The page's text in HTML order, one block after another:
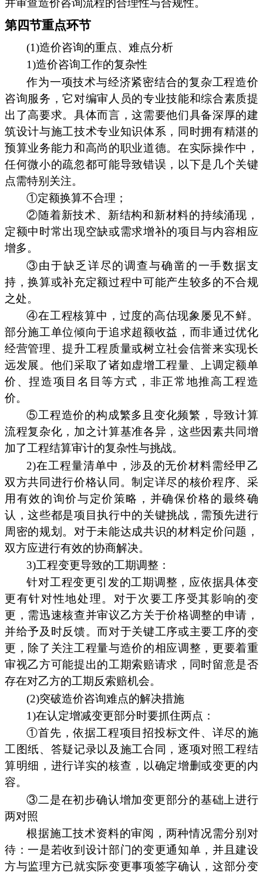
并审查造价咨询流程的合理性与合规性。
第四节重点环节
(1)造价咨询的重点、难点分析
1)造价咨询工作的复杂性
作为一项技术与经济紧密结合的复杂工程造价
咨询服务，它对编审人员的专业技能和综合素质提
出了高要求。具体而言，这需要他们具备深厚的建
筑设计与施工技术专业知识体系，同时拥有精湛的
预算业务能力和高尚的职业道德。在实际操作中，
任何微小的疏忽都可能导致错误，以下是几个关键
点需特别关注。
①定额换算不合理；
②随着新技术、新结构和新材料的持续涌现，
定额中时常出现空缺或需求增补的项目与内容相应
增多。
③由于缺乏详尽的调查与确凿的一手数据支
持，换算或补充定额过程中可能产生较多的不合规
之处。
④在工程核算中，过度的高估现象屡见不鲜。
部分施工单位倾向于追求超额收益，而非通过优化
经营管理、提升工程质量或树立社会信誉来实现长
远发展。他们采取了诸如虚增工程量、上调定额单
价、捏造项目名目等方式，非正常地推高工程造
价。
⑤工程造价的构成繁多且变化频繁，导致计算
流程复杂化，加之计算基准各异，这些因素共同增
加了工程结算审计的复杂性与挑战。
2)在工程量清单中，涉及的无价材料需经甲乙
双方共同进行价格认同。制定详尽的核价程序、采
用有效的询价与定价策略，并确保价格的最终确
认，这些都是项目执行中的关键挑战，需预先进行
周密的规划。对于未能达成共识的材料定价问题，
双方应进行有效的协商解决。
3)工程变更导致的工期调整：
针对工程变更引发的工期调整，应依据具体变
更有针对性地处理。对于次要工序受其影响的变
更，需迅速核查并审议乙方关于价格调整的申请，
并给予及时反馈。而对于关键工序或主要工序的变
更，除了关注工程量与造价的相应调整，更要着重
审视乙方可能提出的工期索赔请求，同时留意是否
存在对乙方的工期反索赔机会。
(2)突破造价咨询难点的解决措施
1)在认定增减变更部分时要抓住两点：
①首先，依据工程项目招投标文件、详尽的施
工图纸、答疑记录以及施工合同，逐项对照工程结
算明细，进行详实的核查，以确定增删或变更的内
容。
③二是在初步确认增加变更部分的基础上进行
两对照
根据施工技术资料的审阅，两种情况需分别对
待：一是若收到设计部门的变更通知单，并且建设
方与监理方已就实际变更事项签字确认，这部分变